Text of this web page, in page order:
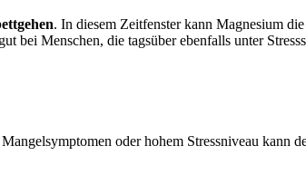
. In diesem Zeitfenster kann Magnesium
bei Menschen, die tagsüber ebenfalls unter
oder hohem Stressniveau